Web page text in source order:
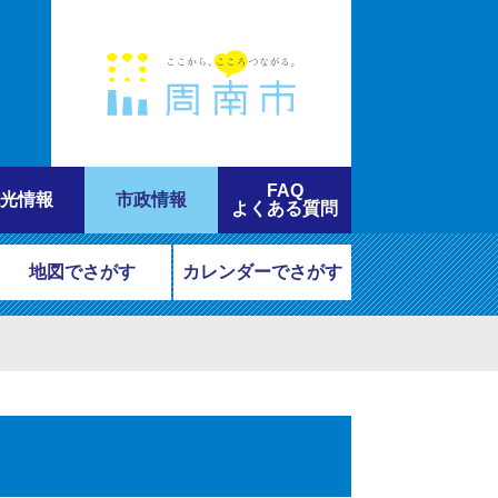
情報 市政情報
FAQ
よくある質問
地図でさがす カレンダーでさがす